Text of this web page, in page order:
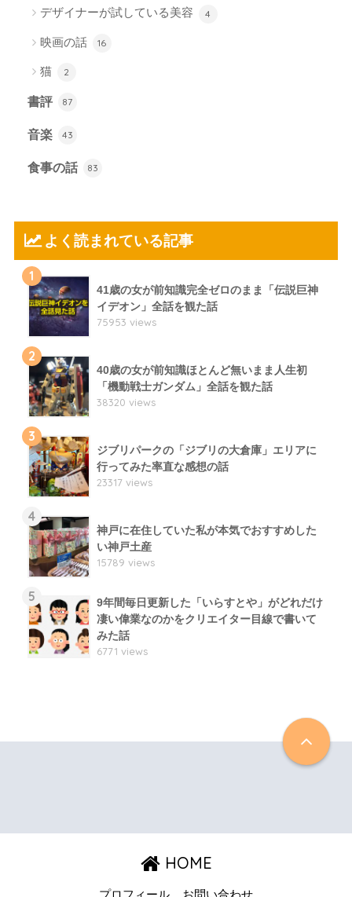
デザイナーが試している美容 4
映画の話 16
猫 2
書評 87
音楽 43
食事の話 83
よく読まれている記事
1
41歳の女が前知識完全ゼロのまま「伝説巨神
イデオン」全話を観た話
75953 views
2
40歳の女が前知識ほとんど無いまま人生初
「機動戦士ガンダム」全話を観た話
38320 views
3
ジブリパークの「ジブリの大倉庫」エリアに
行ってみた率直な感想の話
23317 views
4
神戸に在住していた私が本気でおすすめした
い神戸土産
15789 views
5
9年間毎日更新した「いらすとや」がどれだけ
凄い偉業なのかをクリエイター目線で書いて
みた話
6771 views
HOME